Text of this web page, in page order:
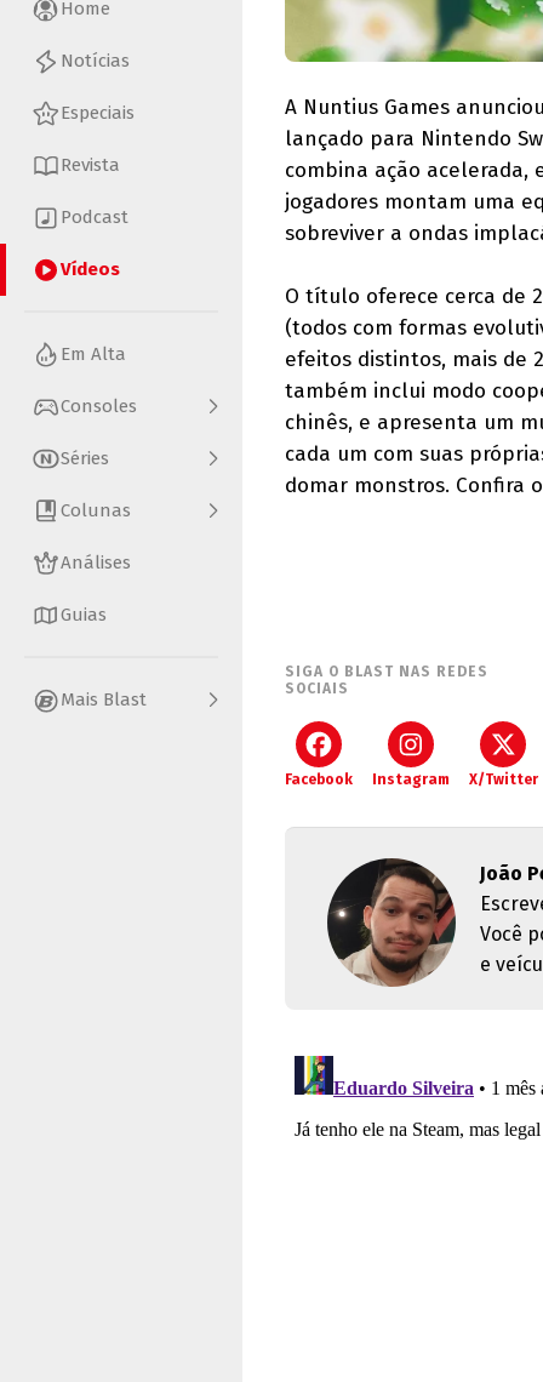
Home
Notícias
Especiais
Revista
Podcast
Vídeos
Em Alta
Consoles
Séries
Colunas
Análises
Guias
Mais Blast
A Nuntius Games
lançado para Nintendo
combina ação acelerada,
jogadores montam uma
sobreviver a ondas
O título oferece cerca de
(todos com formas
efeitos distintos, mais de
também inclui modo
chinês, e apresenta um
cada um com suas
domar monstros. Confira
SIGA O BLAST NAS REDES
SOCIAIS
Facebook Instagram X/Twitter
João
Você
e